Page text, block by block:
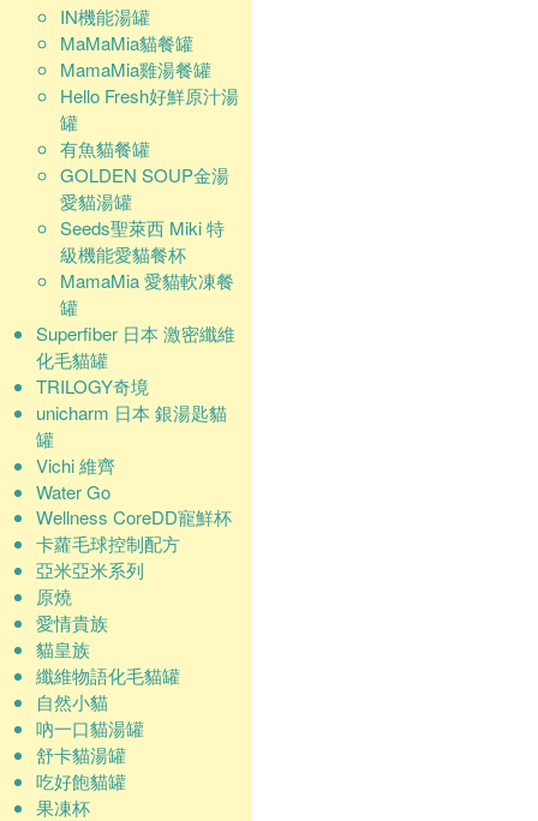
IN機能湯罐
MaMaMia貓餐罐
MamaMia雞湯餐罐
Hello Fresh好鮮原汁湯
罐
有魚貓餐罐
GOLDEN SOUP金湯
愛貓湯罐
Seeds聖萊西 Miki 特
級機能愛貓餐杯
MamaMia 愛貓軟凍餐
罐
Superfiber 日本 激密纖維
化毛貓罐
TRILOGY奇境
unicharm 日本 銀湯匙貓
罐
Vichi 維齊
Water Go
Wellness CoreDD寵鮮杯
卡蘿毛球控制配方
亞米亞米系列
原燒
愛情貴族
貓皇族
纖維物語化毛貓罐
自然小貓
吶一口貓湯罐
舒卡貓湯罐
吃好飽貓罐
果凍杯